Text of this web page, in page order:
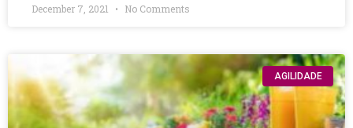
December 7, 2021 No Comments
AGILIDADE